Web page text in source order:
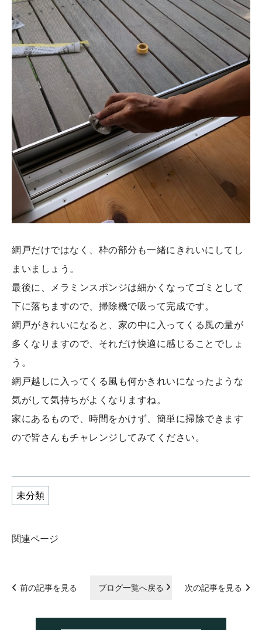
網戸だけではなく、枠の部分も一緒にきれいにしてし
まいましょう。
最後に、メラミンスポンジは細かくなってゴミとして
下に落ちますので、掃除機で吸って完成です。
網戸がきれいになると、家の中に入ってくる風の量が
多くなりますので、それだけ快適に感じることでしょ
う。
網戸越しに入ってくる風も何かきれいになったような
気がして気持ちがよくなりますね。
家にあるもので、時間をかけず、簡単に掃除できます
ので皆さんもチャレンジしてみてください。
未分類
関連ページ
前の記事を見る ブログ一覧へ戻る 次の記事を見る